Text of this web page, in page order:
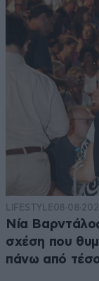
LIFESTYLE
Νία
σχέση που
πάνω από